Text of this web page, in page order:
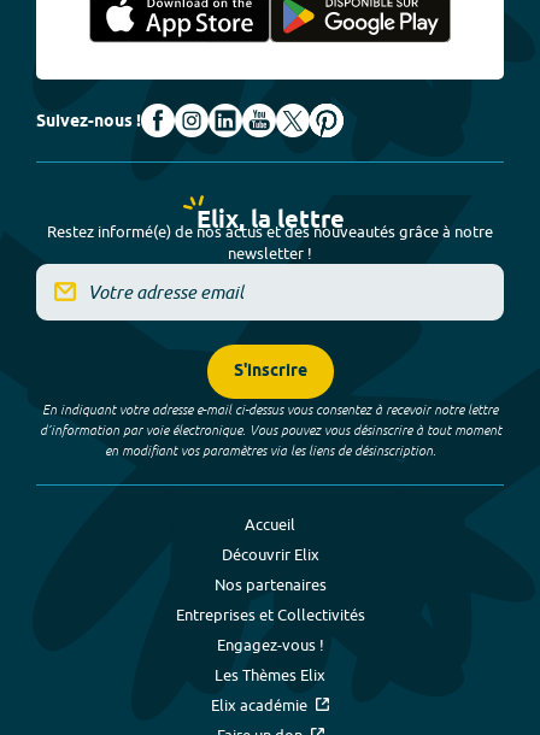
Suivez-nous !
Elix, la lettre
Restez informé(e) de nos actus et des nouveautés grâce à notre
newsletter !
S'inscrire
En indiquant votre adresse e-mail ci-dessus vous consentez à recevoir notre lettre
d’information par voie électronique. Vous pouvez vous désinscrire à tout moment
en modifiant vos paramètres via les liens de désinscription.
Accueil
Découvrir Elix
Nos partenaires
Entreprises et Collectivités
Engagez-vous !
Les Thèmes Elix
Elix académie